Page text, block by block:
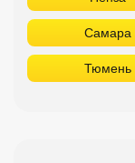
Самара
Тюмень